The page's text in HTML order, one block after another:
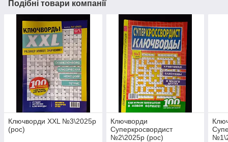
Подібні товари компанії
Ключворди XXL №3\2025р
(рос)
Ключворди
Суперкросвордист
№2\2025р (рос)